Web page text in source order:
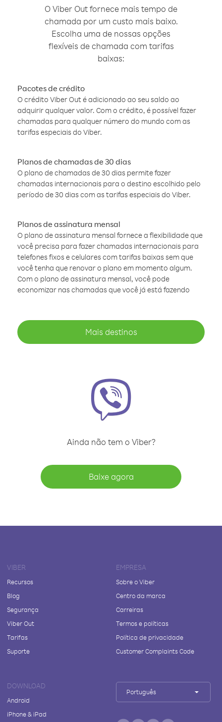
O Viber Out fornece mais tempo de
chamada por um custo mais baixo.
Escolha uma de nossas opções
flexíveis de chamada com tarifas
baixas:
Pacotes de crédito
O crédito Viber Out é adicionado ao seu saldo ao
adquirir qualquer valor. Com o crédito, é possível fazer
chamadas para qualquer número do mundo com as
tarifas especiais do Viber.
Planos de chamadas de 30 dias
O plano de chamadas de 30 dias permite fazer
chamadas internacionais para o destino escolhido pelo
período de 30 dias com as tarifas especiais do Viber.
Planos de assinatura mensal
O plano de assinatura mensal fornece a flexibilidade que
você precisa para fazer chamadas internacionais para
telefones fixos e celulares com tarifas baixas sem que
você tenha que renovar o plano em momento algum.
Com o plano de assinatura mensal, você pode
economizar nas chamadas que você já está fazendo
Mais destinos
Ainda não tem o Viber?
Baixe agora
VIBER
Recursos
Blog
Segurança
Viber Out
Tarifas
Suporte
EMPRESA
Sobre o Viber
Centro da marca
Carreiras
Termos e políticas
Política de privacidade
Customer Complaints Code
DOWNLOAD
Android
iPhone & iPad
Português